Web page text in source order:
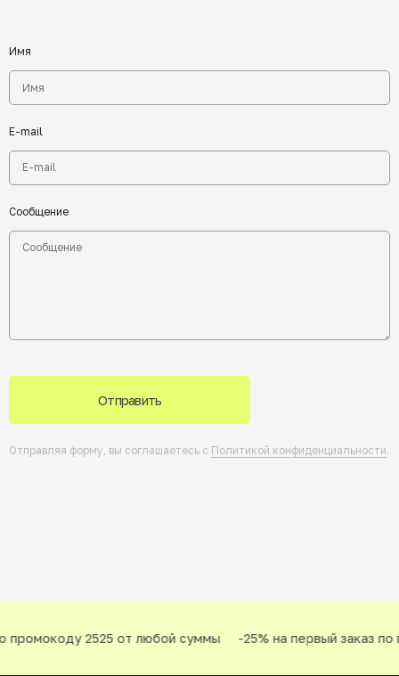
Имя
E-mail
Сообщение
Отправить
Отправляя форму, вы соглашаетесь с Политикой конфиденциальности.
2525 от любой суммы -25% на первый заказ по